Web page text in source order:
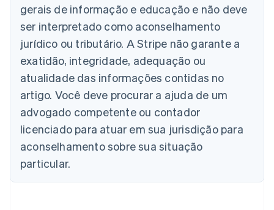
gerais de informação e educação e não deve
ser interpretado como aconselhamento
jurídico ou tributário. A Stripe não garante a
exatidão, integridade, adequação ou
atualidade das informações contidas no
artigo. Você deve procurar a ajuda de um
advogado competente ou contador
licenciado para atuar em sua jurisdição para
aconselhamento sobre sua situação
particular.
Áustria
DeutschEnglish
Bélgica
English
Brasil
Português English
Bulgária
English
Canadá
English Français
China continental
简体中文 English
Chipre
Croácia